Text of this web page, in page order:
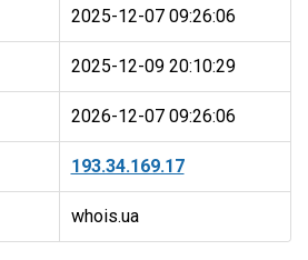
2025-12-07 09:26:06
2025-12-09 20:10:29
2026-12-07 09:26:06
193.34.169.17
whois.ua